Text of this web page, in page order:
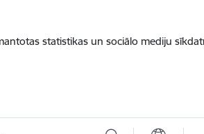
statistikas un sociālo mediju